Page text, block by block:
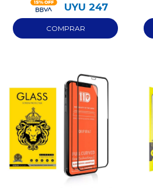
UYU 247